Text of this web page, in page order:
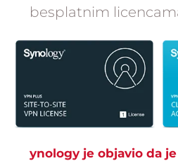
besplatnim
ynology je objavio da je